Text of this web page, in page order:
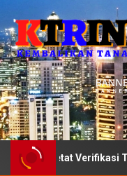
Ketat Verifikasi Tanah